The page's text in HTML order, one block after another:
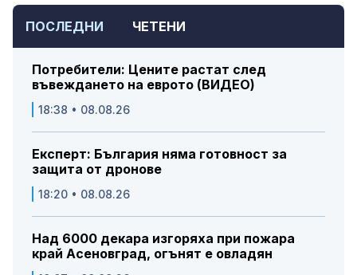
ПОСЛЕДНИ ЧЕТЕНИ
Потребители: Цените растат след
въвеждането на еврото (ВИДЕО)
18:38 • 08.08.26
Експерт: България няма готовност за
защита от дронове
18:20 • 08.08.26
Над 6000 декара изгоряха при пожара
край Асеновград, огънят е овладян